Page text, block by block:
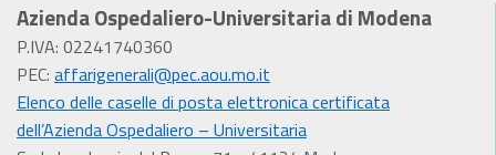
Azienda Ospedaliero-Universitaria di Modena
P.IVA: 02241740360
PEC: affarigenerali@pec.aou.mo.it
Elenco delle caselle di posta elettronica certificata
dell’Azienda Ospedaliero – Universitaria